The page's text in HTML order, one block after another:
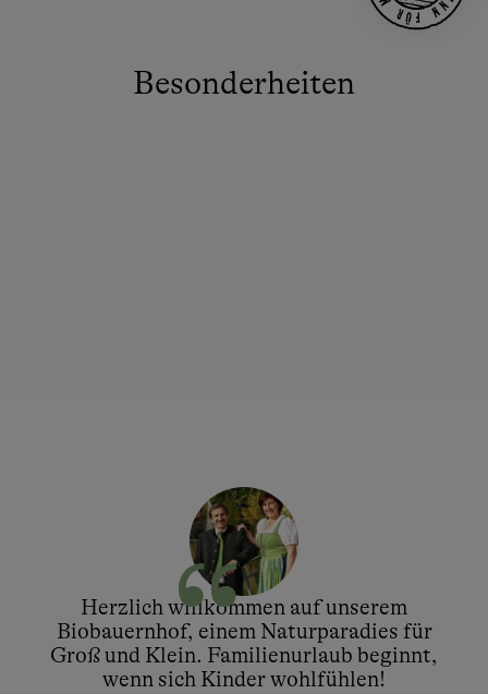
Besonderheiten
Herzlich willkommen auf unserem
Biobauernhof, einem Naturparadies für
Groß und Klein. Familienurlaub beginnt,
wenn sich Kinder wohlfühlen!